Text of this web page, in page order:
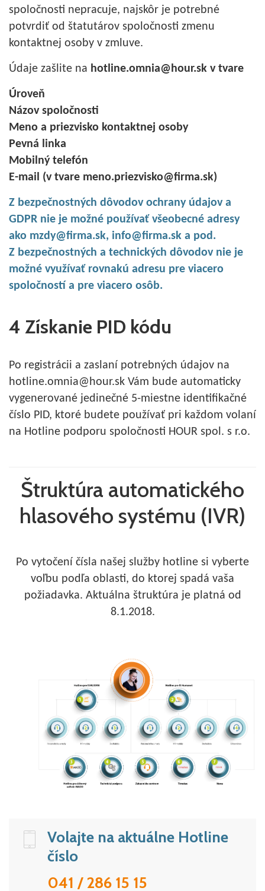
spoločnosti nepracuje, najskôr je potrebné
potvrdiť od štatutárov spoločnosti zmenu
kontaktnej osoby v zmluve.
Údaje zašlite na hotline.omnia@hour.sk v tvare
Úroveň
Názov spoločnosti
Meno a priezvisko kontaktnej osoby
Pevná linka
Mobilný telefón
E-mail (v tvare meno.priezvisko@firma.sk)
Z bezpečnostných dôvodov ochrany údajov a
GDPR nie je možné používať všeobecné adresy
ako mzdy@firma.sk, info@firma.sk a pod.
Z bezpečnostných a technických dôvodov nie je
možné využívať rovnakú adresu pre viacero
spoločností a pre viacero osôb.
4 Získanie PID kódu
Po registrácii a zaslaní potrebných údajov na
hotline.omnia@hour.sk Vám bude automaticky
vygenerované jedinečné 5-miestne identifikačné
číslo PID, ktoré budete používať pri každom volaní
na Hotline podporu spoločnosti HOUR spol. s r.o.
Štruktúra automatického
hlasového systému (IVR)
Po vytočení čísla našej služby hotline si vyberte
voľbu podľa oblasti, do ktorej spadá vaša
požiadavka. Aktuálna štruktúra je platná od
8.1.2018.
Volajte na aktuálne Hotline
číslo
041 / 286 15 15